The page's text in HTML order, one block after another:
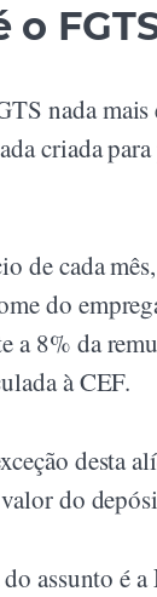
o
nada mais
criada
de cada
do
a 8% da
à CEF.
desta
do
assunto é a